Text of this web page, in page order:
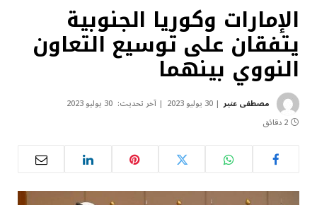
الإمارات وكوريا الجنوبية
يتفقان على توسيع التعاون
النووي بينهما
مصطفى عنبر 30 يوليو 2023 آخر تحديث: 30 يوليو 2023
2 دقائق